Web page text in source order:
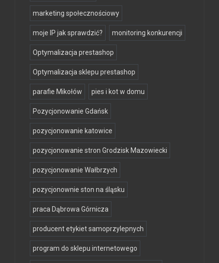
marketing społecznościowy
moje IP jak sprawdzić? monitoring konkurencji
Optymalizacja prestashop
Optymalizacja sklepu prestashop
parafie Mikołów pies i kot w domu
Pozycjonowanie Gdańsk
pozycjonowanie katowice
pozycjonowanie stron Grodzisk Mazowiecki
pozycjonowanie Wałbrzych
pozycjonownie ston na śląsku
praca Dąbrowa Górnicza
producent etykiet samoprzylepnych
program do sklepu internetowego